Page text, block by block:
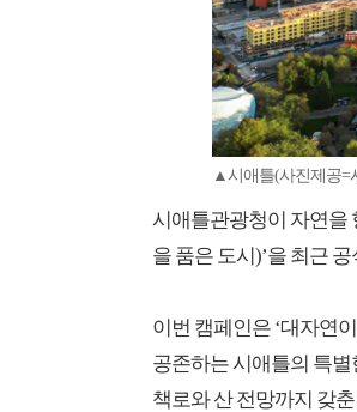
▲시애틀(사진제공=
시애틀관광청이 자연을
을 품은 도시)’을 최근
이번 캠페인은 ‘대자연
공존하는 시애틀의 특별
책로와 산 전망까지 갖